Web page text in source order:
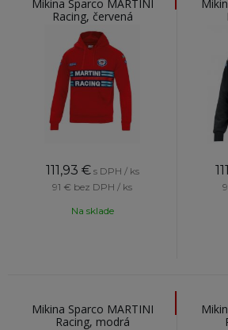
Mikina Sparco MARTINI
Racing, červená
111,93 € s DPH / ks
91 € bez DPH / ks
Na sklade
Mikina Sparco MARTINI
Racing, modrá